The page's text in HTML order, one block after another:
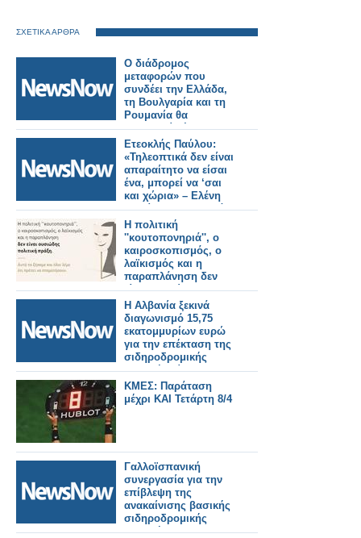
ΣΧΕΤΙΚΑ ΑΡΘΡΑ
Ο διάδρομος
μεταφορών που
συνδέει την Ελλάδα,
τη Βουλγαρία και τη
Ρουμανία θα
επεκταθεί μέχρι την
Ουκρανία.
Ετεοκλής Παύλου:
«Τηλεοπτικά δεν είναι
απαραίτητο να είσαι
ένα, μπορεί να ‘σαι
και χώρια» – Ελένη
Χατζίδου: «Έτσι, κάθε
μέρα να το λέμε μπας
και..»
Η πολιτική
''κουτοπονηριά'', ο
καιροσκοπισμός, ο
λαϊκισμός και η
παραπλάνηση δεν
είναι ουσιώδης
πολιτική πράξη. Αυτά
τα ζήσαμε και όλοι
λέμε ότι πρέπει να
σταματήσουν.
Η Αλβανία ξεκινά
διαγωνισμό 15,75
εκατομμυρίων ευρώ
για την επέκταση της
σιδηροδρομικής
γραμμής Τίρανα-
Δυρράχιο.
ΚΜΕΣ: Παράταση
μέχρι ΚΑΙ Τετάρτη 8/4
Γαλλοϊσπανική
συνεργασία για την
επίβλεψη της
ανακαίνισης βασικής
σιδηροδρομικής
γραμμής στην